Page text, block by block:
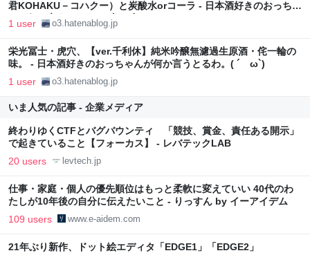
君KOHAKU－コハクー）と炭酸水orコーラ - 日本酒好きのおっちゃ
んが何か言うとるわ。( ´ ω`)
1 user o3.hatenablog.jp
栄光冨士・虎穴、【ver.千利休】純米吟醸無濾過生原酒・侘一輪の
味。 - 日本酒好きのおっちゃんが何か言うとるわ。( ´ ω`)
1 user o3.hatenablog.jp
いま人気の記事 - 企業メディア
終わりゆくCTFとバグバウンティ 「競技、賞金、責任ある開示」
で起きていること【フォーカス】 - レバテックLAB
20 users levtech.jp
仕事・家庭・個人の優先順位はもっと柔軟に変えていい 40代のわ
たしが10年後の自分に伝えたいこと - りっすん by イーアイデム
109 users www.e-aidem.com
21年ぶり新作、ドット絵エディタ「EDGE1」「EDGE2」